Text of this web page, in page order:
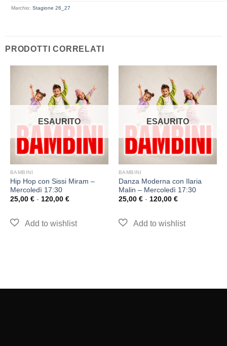
Marchio:Stagione 26_27
PRODOTTI CORRELATI
ESAURITO
BAMBINI
Hip Hop con Sissi Miram –
Mercoledì 17:30
25,00 € - 120,00 €
ESAURITO
BAMBINI
Danza Moderna con Ilaria
Malin – Mercoledì 17:30
25,00 € - 120,00 €